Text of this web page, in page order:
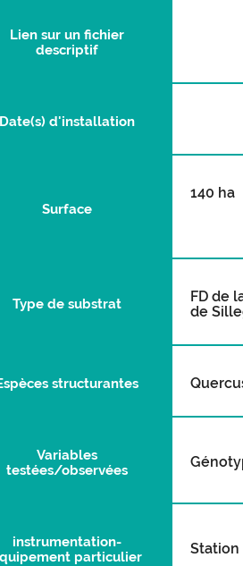
Lien sur un fichier
descriptif
Date(s) d'installation
Surface
140 ha
Type de substrat
FD de
de
structurantes
Variables
testées/observées
instrumentation-
particulier